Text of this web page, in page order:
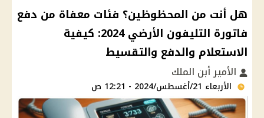
هل أنت من المحظوظين؟ فئات معفاة من دفع
فاتورة التليفون الأرضي 2024: كيفية
الاستعلام والدفع والتقسيط
الأمير أبن الملك
الأربعاء 21/أغسطس/2024 - 12:21 ص